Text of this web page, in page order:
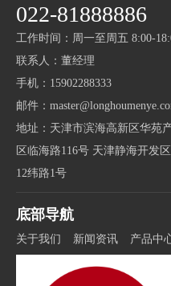
022-81888886
工作时间：周一至周五 8:00-
联系人：董经理
手机：15902288333
邮件：
地址：天津市滨海高新区华苑
区临海路116号 天津静海开发
12纬路1号
底部导航
关于我们 新闻资讯 产品中